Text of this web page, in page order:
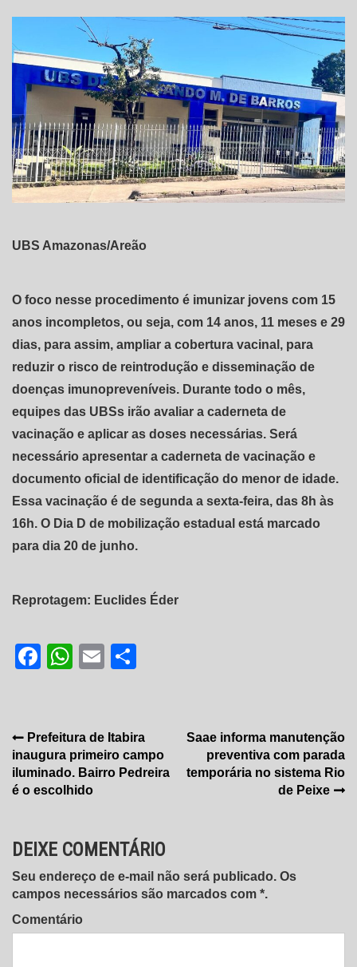
UBS Amazonas/Areão
O foco nesse procedimento é imunizar jovens com 15
anos incompletos, ou seja, com 14 anos, 11 meses e 29
dias, para assim, ampliar a cobertura vacinal, para
reduzir o risco de reintrodução e disseminação de
doenças imunopreveníveis. Durante todo o mês,
equipes das UBSs irão avaliar a caderneta de
vacinação e aplicar as doses necessárias. Será
necessário apresentar a caderneta de vacinação e
documento oficial de identificação do menor de idade.
Essa vacinação é de segunda a sexta-feira, das 8h às
16h. O Dia D de mobilização estadual está marcado
para dia 20 de junho.
Reprotagem: Euclides Éder
Facebook
WhatsApp
Email
Navegação
de
Post
Prefeitura de Itabira
inaugura primeiro campo
iluminado. Bairro Pedreira
é o escolhido
Saae informa manutenção
preventiva com parada
temporária no sistema Rio
de Peixe
DEIXE COMENTÁRIO
Seu endereço de e-mail não será publicado. Os
campos necessários são marcados com *.
Comentário